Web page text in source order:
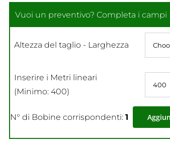
Altezza del taglio - Larghezza
Inserire i Metri lineari
(Minimo: 400)
N° di Bobine corrispondenti: 1